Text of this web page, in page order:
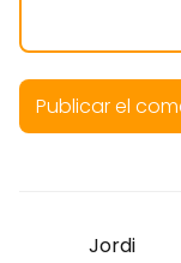
Jordi